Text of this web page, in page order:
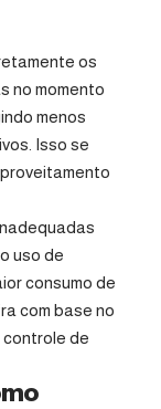
os
no momento
menos
Isso se
uso de
consumo de
com base no
de